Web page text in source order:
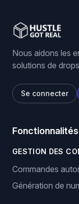
Nous aidons les
solutions de
Se connecter
Fonctionnalités
GESTION DES
Commandes
Génération de